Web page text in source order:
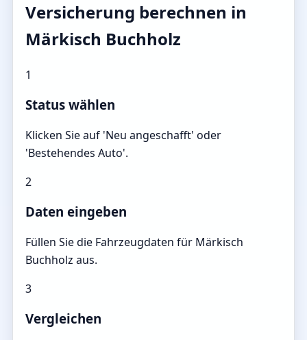
Versicherung berechnen in
Märkisch Buchholz
1
Status wählen
Klicken Sie auf 'Neu angeschafft' oder
'Bestehendes Auto'.
2
Daten eingeben
Füllen Sie die Fahrzeugdaten für Märkisch
Buchholz aus.
3
Vergleichen